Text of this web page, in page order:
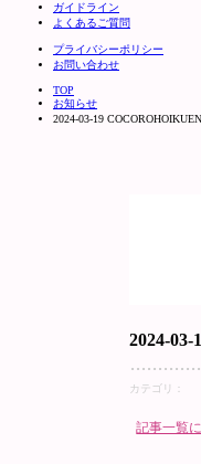
ガイドライン
よくあるご質問
プライバシーポリシー
お問い合わせ
TOP
お知らせ
2024-03-19
2024-
カテゴリ：
記事一覧